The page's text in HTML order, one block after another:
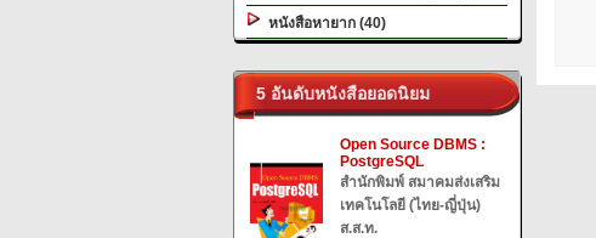
หนังสือหายาก (40)
5 อันดับหนังสือยอดนิยม
Open Source DBMS :
PostgreSQL
สำนักพิมพ์ สมาคมส่งเสริม
เทคโนโลยี (ไทย-ญี่ปุ่น)
ส.ส.ท.